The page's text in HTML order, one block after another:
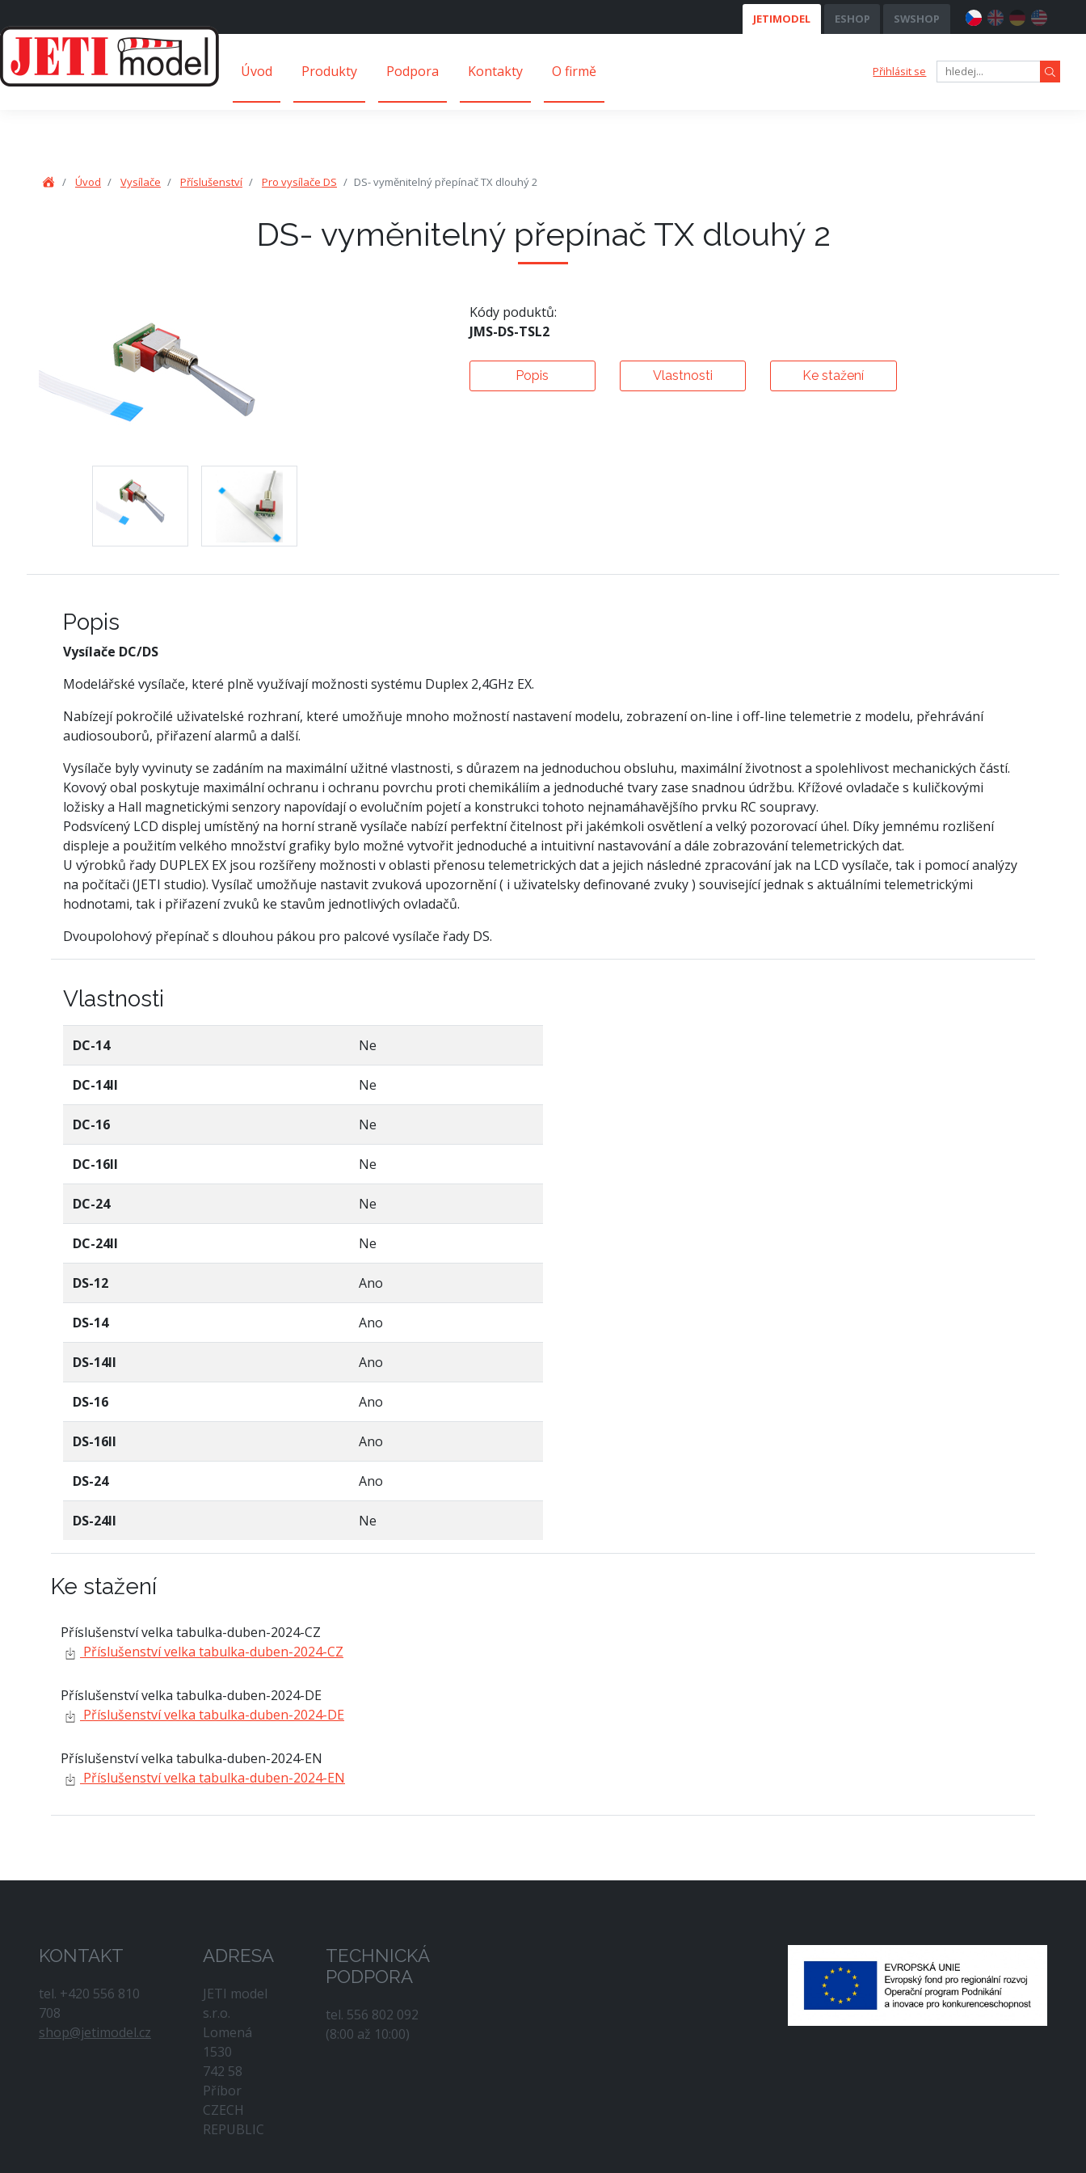
JETIMODEL ESHOP SWSHOP
Úvod Produkty Podpora Kontakty O firmě Přihlásit se
Úvod Vysílače Příslušenství Pro vysílače DS DS- vyměnitelný přepínač TX dlouhý 2
DS- vyměnitelný přepínač TX dlouhý 2
Kódy poduktů:
JMS-DS-TSL2
Popis Vlastnosti Ke stažení
Popis
Vysílače DC/DS
Modelářské vysílače, které plně využívají možnosti systému Duplex 2,4GHz EX.
Nabízejí pokročilé uživatelské rozhraní, které umožňuje mnoho možností nastavení modelu, zobrazení on-line i off-line telemetrie z modelu, přehrávání
audiosouborů, přiřazení alarmů a další.
Vysílače byly vyvinuty se zadáním na maximální užitné vlastnosti, s důrazem na jednoduchou obsluhu, maximální životnost a spolehlivost mechanických částí.
Kovový obal poskytuje maximální ochranu i ochranu povrchu proti chemikáliím a jednoduché tvary zase snadnou údržbu. Křížové ovladače s kuličkovými
ložisky a Hall magnetickými senzory napovídají o evolučním pojetí a konstrukci tohoto nejnamáhavějšího prvku RC soupravy.
Podsvícený LCD displej umístěný na horní straně vysílače nabízí perfektní čitelnost při jakémkoli osvětlení a velký pozorovací úhel. Díky jemnému rozlišení
displeje a použitím velkého množství grafiky bylo možné vytvořit jednoduché a intuitivní nastavování a dále zobrazování telemetrických dat.
U výrobků řady DUPLEX EX jsou rozšířeny možnosti v oblasti přenosu telemetrických dat a jejich následné zpracování jak na LCD vysílače, tak i pomocí analýzy
na počítači (JETI studio). Vysílač umožňuje nastavit zvuková upozornění ( i uživatelsky definované zvuky ) související jednak s aktuálními telemetrickými
hodnotami, tak i přiřazení zvuků ke stavům jednotlivých ovladačů.
Dvoupolohový přepínač s dlouhou pákou pro palcové vysílače řady DS.
Vlastnosti
DC-14 Ne
DC-14II Ne
DC-16 Ne
DC-16II Ne
DC-24 Ne
DC-24II Ne
DS-12 Ano
DS-14 Ano
DS-14II Ano
DS-16 Ano
DS-16II Ano
DS-24 Ano
DS-24II Ne
Ke stažení
Příslušenství velka tabulka-duben-2024-CZ
Příslušenství velka tabulka-duben-2024-CZ
Příslušenství velka tabulka-duben-2024-DE
Příslušenství velka tabulka-duben-2024-DE
Příslušenství velka tabulka-duben-2024-EN
Příslušenství velka tabulka-duben-2024-EN
KONTAKT
tel. +420 556 810
708
shop@jetimodel.cz
ADRESA
JETI model
s.r.o.
Lomená
1530
742 58
Příbor
CZECH
REPUBLIC
TECHNICKÁ
PODPORA
tel. 556 802 092
(8:00 až 10:00)